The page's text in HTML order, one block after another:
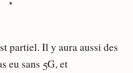
partiel. Il y aura aussi des
eu sans 5G, et